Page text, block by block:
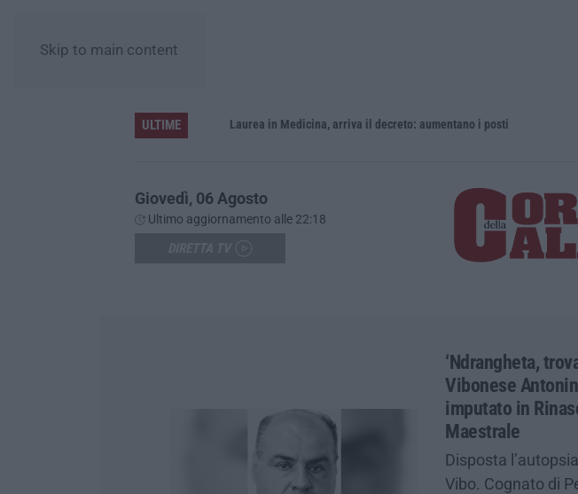
Skip to main content
ULTIME
Sistema bibliotecario vibonese, la dura replica di Soriano e Romeo: «Il fallimento è di chi ha staccato la spina» Laurea in Medicina, arriva il decreto: aumentano i posti
Giovedì, 06 Agosto
Ultimo aggiornamento alle 22:18
‘Ndrangheta,
Vibonese
imputato in
Maestrale
Disposta
Vibo. Cognato di